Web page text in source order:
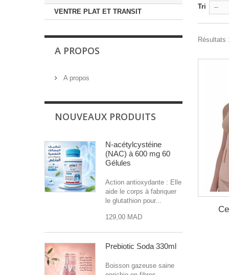
VENTRE PLAT ET TRANSIT
A PROPOS
A propos
NOUVEAUX PRODUITS
N-acétylcystéine
(NAC) à 600 mg 60
Gélules
Action antioxydante : Elle
aide le corps à fabriquer
le glutathion pour...
129,00 MAD
Prebiotic Soda 330ml
Boisson gazeuse saine
Tri --
Résultats